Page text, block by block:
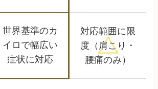
世界基準のカ
イロで幅広い
症状に対応
対応範囲に限
度 （肩こり・
腰痛のみ）